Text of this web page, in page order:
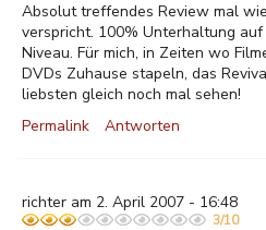
Absolut treffendes Review mal
verspricht. 100% Unterhaltung
Niveau. Für mich, in Zeiten wo
DVDs Zuhause stapeln, das
liebsten gleich noch mal sehen!
Permalink
Antworten
richter am 2. April 2007 - 16:48
3/10